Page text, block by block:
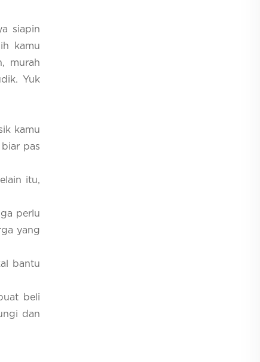
siapin
kamu
murah
Yuk
kamu
pas
itu,
perlu
yang
bantu
beli
dan